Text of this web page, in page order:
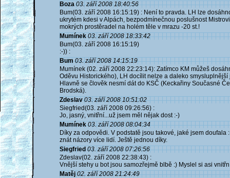
Boza 03. září 2008 18:40:56
Bum(03. září 2008 16:15:19) : Není to pravda. LH lze
ukrytém kdesi v Alpách, bezpodmínečnou poslušnost
mokrých prostěradel na holém těle v mrazu -20 st.!
Mumínek 03. září 2008 18:33:42
Bum(03. září 2008 16:15:19)
:-)) :
Bum 03. září 2008 14:15:19
Mumínek (02. září 2008 22:23:14): Zatímco KM můžeš
Oděvu Historického), LH docílit nelze a daleko
Hlavně se člověk nesmí dát do KSČ (Keckařiny Současné
Brodská).
Zdeslav 03. září 2008 10:51:02
Siegfried(03. září 2008 09:26:56) :
Jo, jasný, vnitřní...už jsem měl nějak dost :-)
Mumínek 03. září 2008 08:04:34
Díky za odpovědi. V podstatě jsou takové, jaké jsem
znát názory více lidí. Ještě jednou díky.
Siegfried 03. září 2008 07:26:56
Zdeslav(02. září 2008 22:38:43) :
Vnější stehy u bot jsou samozřejmě blbě :) Myslel si asi
Matěj 02. září 2008 21:24:49